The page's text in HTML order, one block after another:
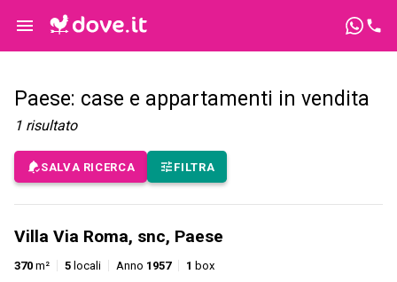
Paese: case e appartamenti in vendita
1 risultato
SALVA RICERCA FILTRA
Villa Via Roma, snc, Paese
370 m² 5 locali Anno 1957 1 box